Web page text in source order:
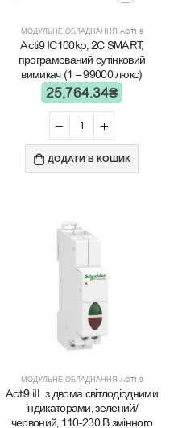
МОДУЛЬНЕ ОБЛАДНАННЯ ACTI 9
Acti9 IC100kp, 2C SMART,
програмований сутінковий
вимикач (1 – 99000 люкс)
25,764.34₴
ДОДАТИ В КОШИК
МОДУЛЬНЕ ОБЛАДНАННЯ ACTI 9
Acti9 iIL з двома світлодіодними
індикаторами, зелений/
червоний, 110-230 В змінного